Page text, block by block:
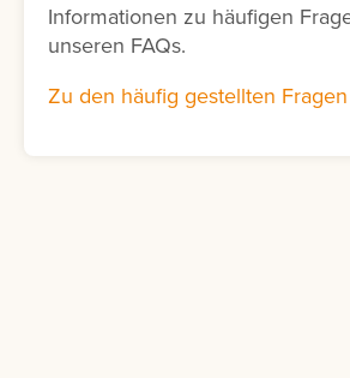
Informationen zu häufigen
unseren FAQs.
Zu den häufig gestellten Fragen